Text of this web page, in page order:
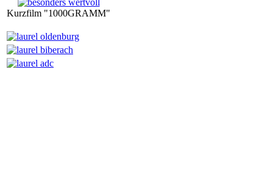
Kurzfilm "1000GRAMM"